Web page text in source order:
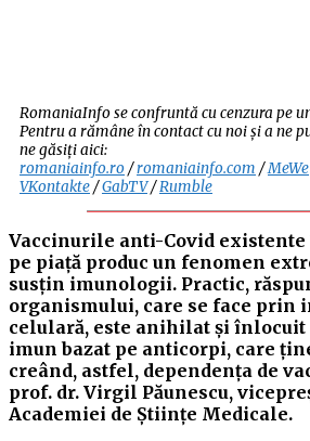
RomaniaInfo se confruntă cu cenzura pe
Pentru a rămâne în contact cu noi și a ne
ne găsiți aici:
romaniainfo.ro/romaniainfo.com /MeWe
VKontakte/GabTV/Rumble
Vaccinurile anti-Covid
pe piață produc un fenomen
susțin imunologii. Practic,
organismului, care se face prin
celulară, este anihilat și înlocuit
imun bazat pe anticorpi, care
creând, astfel, dependența de
prof. dr. Virgil Păunescu,
Academiei de Științe Medicale.